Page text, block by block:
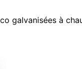
galvanisées à